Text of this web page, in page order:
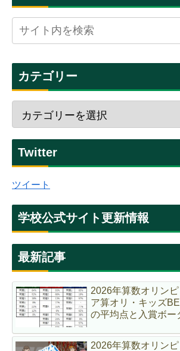
カテゴリー
Twitter
ツイート
学校公式サイト更新情報
最新記事
2026年算数オリン
ア算オリ・キッズ
の平均点と入賞ボー
2026年算数オリン